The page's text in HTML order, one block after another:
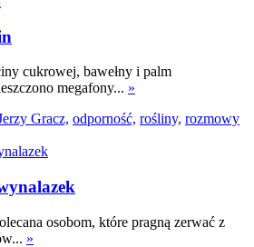
cukrowej, bawełny i palm
megafony... »
Gracz, odporność, rośliny, rozmowy
osobom, które pragną zerwać z
»